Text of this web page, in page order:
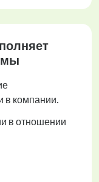
компании.
в отношении